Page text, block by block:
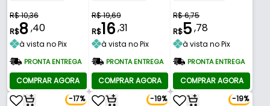
R$ 10,36
R$8,40
à vista no Pix
PRONTA ENTREGA
COMPRAR AGORA
R$ 19,69
R$16,31
à vista no Pix
PRONTA ENTREGA
COMPRAR AGORA
R$ 6,75
R$5,78
à vista no Pix
PRONTA ENTREGA
COMPRAR AGORA
-17%
-19% -19%